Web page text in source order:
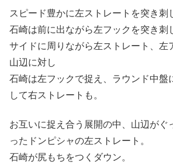
スピード豊かに左ストレートを突き刺
石崎は前に出ながら左フックを突き刺
サイドに周りながら左ストレート、左
山辺に対し
石崎は左フックで捉え、ラウンド中盤
して右ストレートも。
お互いに捉え合う展開の中、山辺がぐ
ったドンピシャの左ストレート。
石崎が尻もちをつくダウン。